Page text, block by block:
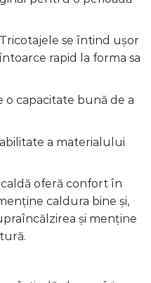
Tricotajele se întind ușor
rapid la forma sa
o capacitate bună de a
a materialului
oferă confort în
caldura bine și,
și menține